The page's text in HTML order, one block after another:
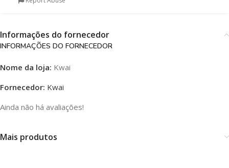
Informações do fornecedor
INFORMAÇÕES DO FORNECEDOR
Nome da loja: Kwai
Fornecedor: Kwai
Ainda não há avaliações!
Mais produtos